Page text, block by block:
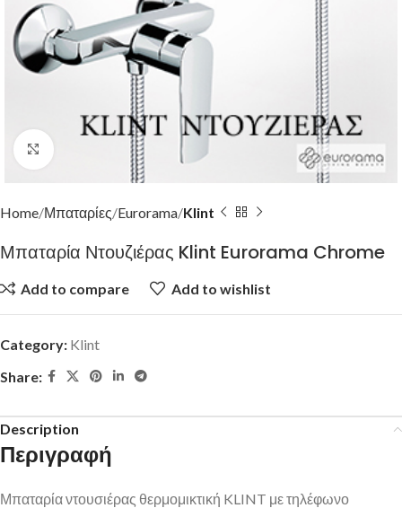
Click to enlarge
Home Μπαταρίες Eurorama Klint
Μπαταρία Ντουζιέρας Klint Eurorama Chrome
Add to compare Add to wishlist
Category: Klint
Share:
Description
Περιγραφή
Μπαταρία ντουσιέρας θερμομικτική KLINT με τηλέφωνο